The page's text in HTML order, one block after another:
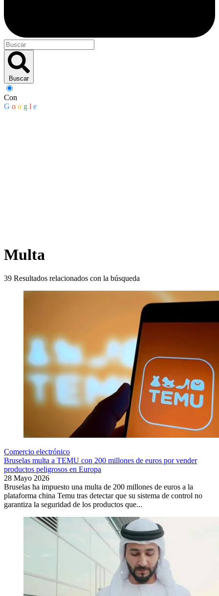
Buscar
Con
G o o g l e
Multa
39 Resultados relacionados con la búsqueda
Comercio electrónico
Bruselas multa a TEMU con 200 millones de euros por vender
productos peligrosos en Europa
28 Mayo 2026
Bruselas ha impuesto una multa de 200 millones de euros a la
plataforma china Temu tras detectar que su sistema de control no
garantiza la seguridad de los productos que...